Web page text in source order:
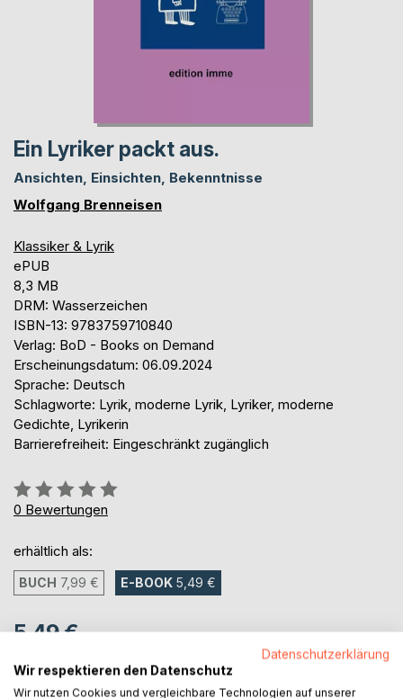
Ein Lyriker packt aus.
Ansichten, Einsichten, Bekenntnisse
Wolfgang Brenneisen
Klassiker & Lyrik
ePUB
8,3 MB
DRM: Wasserzeichen
ISBN-13: 9783759710840
Verlag: BoD - Books on Demand
Erscheinungsdatum: 06.09.2024
Sprache: Deutsch
Schlagworte: Lyrik, moderne Lyrik, Lyriker, moderne
Gedichte, Lyrikerin
Barrierefreiheit: Eingeschränkt zugänglich
Bewertung::
0%
0 Bewertungen
erhältlich als:
BUCH 7,99 € E-BOOK 5,49 €
5,49 €
sofort verfügbar als Download
Datenschutzerklärung
Wir respektieren den Datenschutz
Wir nutzen Cookies und vergleichbare Technologien auf unserer